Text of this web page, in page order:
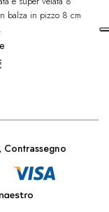
balza in pizzo 8 cm
Contrassegno